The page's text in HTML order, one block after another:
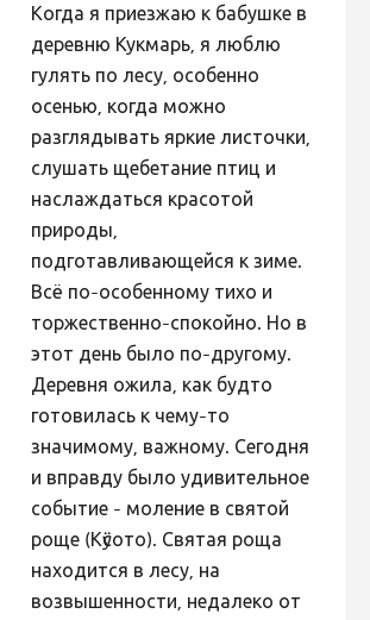
2020
2019
2018
2017
2016
2015
2014
2013
2012
2010
2009
Когда я приезжаю к бабушке в
деревню Кукмарь, я люблю
гулять по лесу, особенно
осенью, когда можно
разглядывать яркие листочки,
слушать щебетание птиц и
наслаждаться красотой
природы,
подготавливающейся к зиме.
Всё по-особенному тихо и
торжественно-спокойно. Но в
этот день было по-другому.
Деревня ожила, как будто
готовилась к чему-то
значимому, важному. Сегодня
и вправду было удивительное
событие - моление в святой
роще (Кӱсото). Святая роща
находится в лесу, на
возвышенности, недалеко от